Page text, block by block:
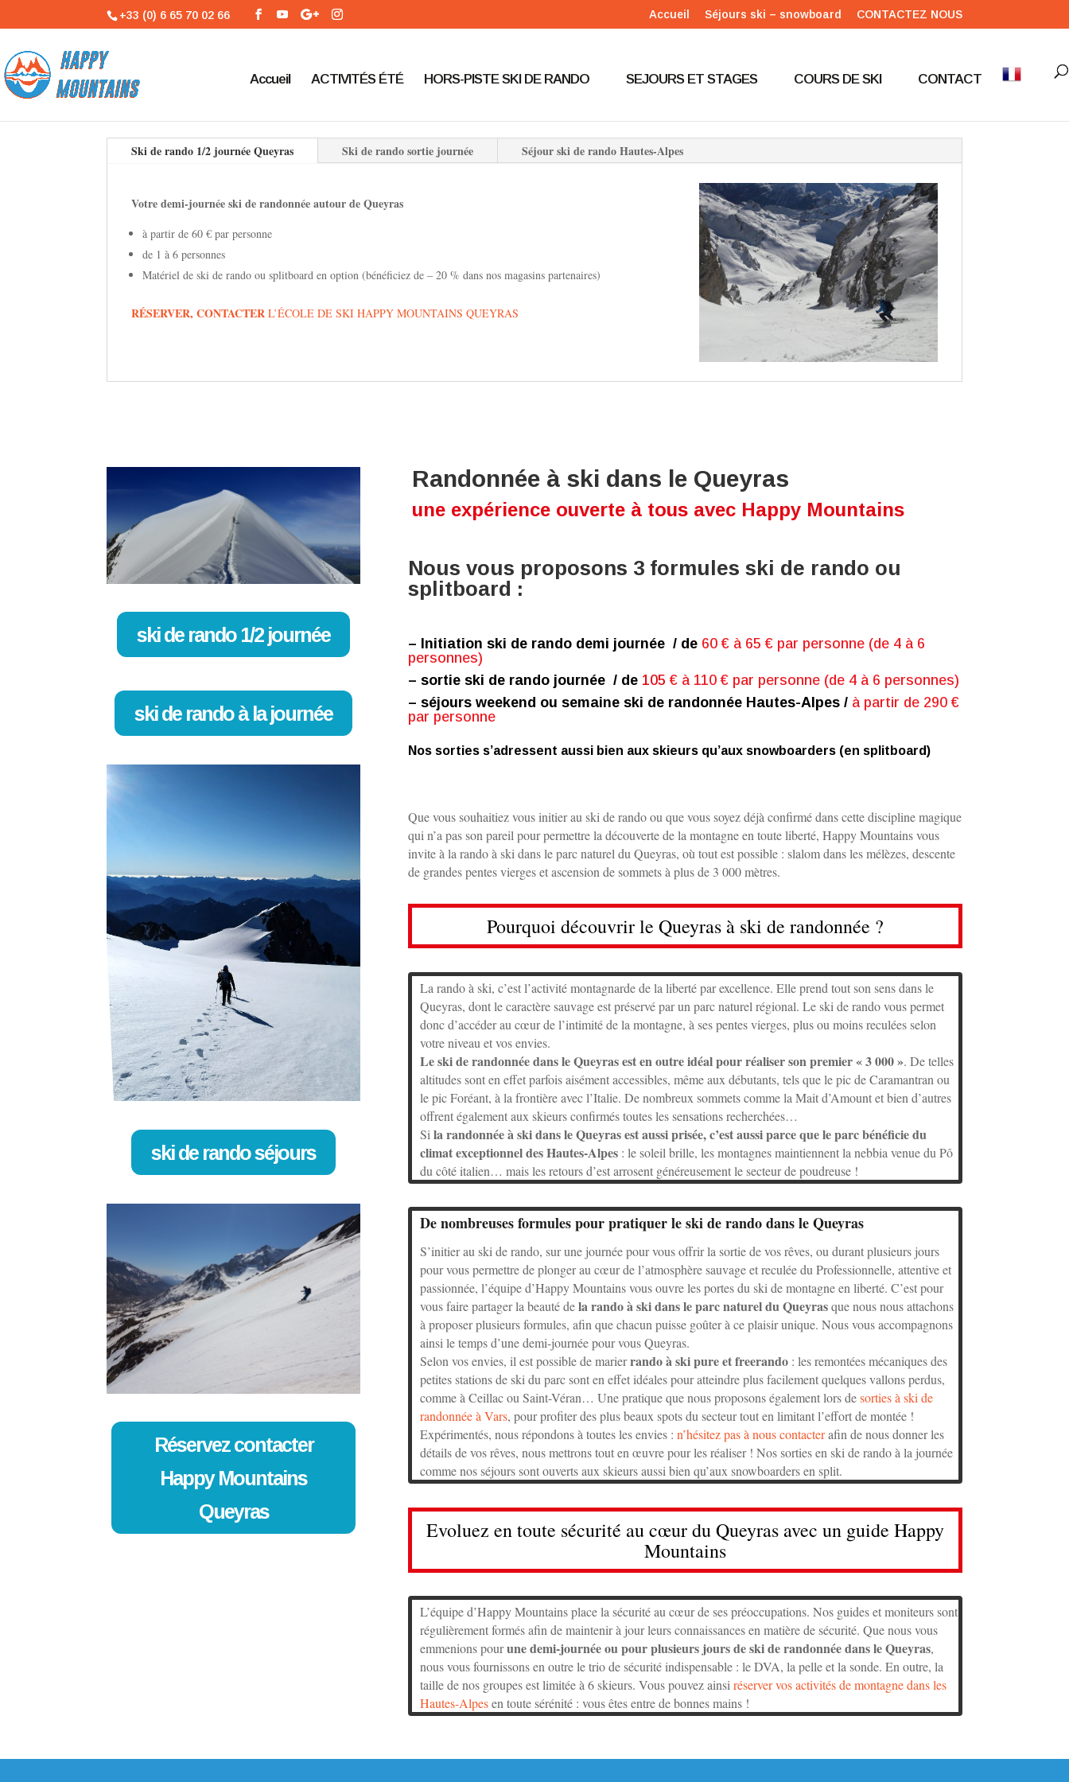
+33 (0) 6 65 70 02 66 Accueil Séjours ski – snowboard CONTACTEZ NOUS
Accueil ACTIVITÉS ÉTÉ HORS-PISTE SKI DE RANDO SEJOURS ET STAGES COURS DE SKI CONTACT
Ski de rando 1/2 journée Queyras Ski de rando sortie journée Séjour ski de rando Hautes-Alpes
Votre demi-journée ski de randonnée autour de Queyras
à partir de 60 € par personne
de 1 à 6 personnes
Matériel de ski de rando ou splitboard en option (bénéficiez de – 20 % dans nos magasins partenaires)
RÉSERVER, CONTACTER L’ÉCOLE DE SKI HAPPY MOUNTAINS QUEYRAS
ski de rando 1/2 journée
ski de rando à la journée
ski de rando séjours
Réservez contacter
Happy Mountains
Queyras
Randonnée à ski dans le Queyras
une expérience ouverte à tous avec Happy Mountains
Nous vous proposons 3 formules ski de rando ou
splitboard :
– Initiation ski de rando demi journée / de60 € à 65 € par personne (de 4 à 6
personnes)
– sortie ski de rando journée / de 105 € à 110 € par personne(de 4 à 6 personnes)
– séjours weekend ou semaine ski de randonnée Hautes-Alpes / à partir de 290 €
par personne
Nos sorties s’adressent aussi bien aux skieurs qu’aux snowboarders (en splitboard)
Que vous souhaitiez vous initier au ski de rando ou que vous soyez déjà confirmé dans cette discipline magique
qui n’a pas son pareil pour permettre la découverte de la montagne en toute liberté, Happy Mountains vous
invite à la rando à ski dans le parc naturel du Queyras, où tout est possible : slalom dans les mélèzes, descente
de grandes pentes vierges et ascension de sommets à plus de 3 000 mètres.
Pourquoi découvrir le Queyras à ski de randonnée ?
La rando à ski, c’est l’activité montagnarde de la liberté par excellence. Elle prend tout son sens dans le
Queyras, dont le caractère sauvage est préservé par un parc naturel régional. Le ski de rando vous permet
donc d’accéder au cœur de l’intimité de la montagne, à ses pentes vierges, plus ou moins reculées selon
votre niveau et vos envies.
Le ski de randonnée dans le Queyras est en outre idéal pour réaliser son premier « 3 000 ». De telles
altitudes sont en effet parfois aisément accessibles, même aux débutants, tels que le pic de Caramantran ou
le pic Foréant, à la frontière avec l’Italie. De nombreux sommets comme la Mait d’Amount et bien d’autres
offrent également aux skieurs confirmés toutes les sensations recherchées…
Si la randonnée à ski dans le Queyras est aussi prisée, c’est aussi parce que le parc bénéficie du
climat exceptionnel des Hautes-Alpes: le soleil brille, les montagnes maintiennent la nebbia venue du Pô
du côté italien… mais les retours d’est arrosent généreusement le secteur de poudreuse !
De nombreuses formules pour pratiquer le ski de rando dans le Queyras
S’initier au ski de rando, sur une journée pour vous offrir la sortie de vos rêves, ou durant plusieurs jours
pour vous permettre de plonger au cœur de l’atmosphère sauvage et reculée du Professionnelle, attentive et
passionnée, l’équipe d’Happy Mountains vous ouvre les portes du ski de montagne en liberté. C’est pour
vous faire partager la beauté dela rando à ski dans le parc naturel du Queyrasque nous nous attachons
à proposer plusieurs formules, afin que chacun puisse goûter à ce plaisir unique. Nous vous accompagnons
ainsi le temps d’une demi-journée pour vous Queyras.
Selon vos envies, il est possible de marierrando à ski pure et freerando: les remontées mécaniques des
petites stations de ski du parc sont en effet idéales pour atteindre plus facilement quelques vallons perdus,
comme à Ceillac ou Saint-Véran… Une pratique que nous proposons également lors desorties à ski de
randonnée à Vars, pour profiter des plus beaux spots du secteur tout en limitant l’effort de montée !
Expérimentés, nous répondons à toutes les envies : n’hésitez pas à nous contacterafin de nous donner les
détails de vos rêves, nous mettrons tout en œuvre pour les réaliser ! Nos sorties en ski de rando à la journée
comme nos séjours sont ouverts aux skieurs aussi bien qu’aux snowboarders en split.
Evoluez en toute sécurité au cœur du Queyras avec un guide Happy
Mountains
L’équipe d’Happy Mountains place la sécurité au cœur de ses préoccupations. Nos guides et moniteurs sont
régulièrement formés afin de maintenir à jour leurs connaissances en matière de sécurité. Que nous vous
emmenions pourune demi-journée ou pour plusieurs jours de ski de randonnée dans le Queyras,
nous vous fournissons en outre le trio de sécurité indispensable : le DVA, la pelle et la sonde. En outre, la
taille de nos groupes est limitée à 6 skieurs. Vous pouvez ainsiréserver vos activités de montagne dans les
Hautes-Alpesen toute sérénité : vous êtes entre de bonnes mains !